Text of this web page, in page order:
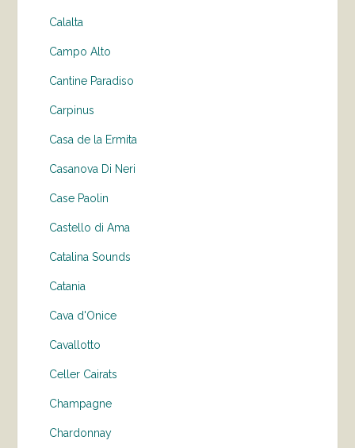
Calalta
Campo Alto
Cantine Paradiso
Carpinus
Casa de la Ermita
Casanova Di Neri
Case Paolin
Castello di Ama
Catalina Sounds
Catania
Cava d'Onice
Cavallotto
Celler Cairats
Champagne
Chardonnay